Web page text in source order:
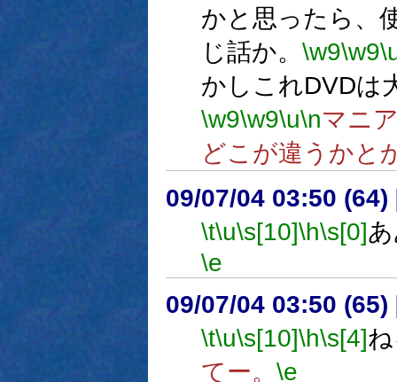
かと思ったら、
じ話か。 \w9\w9
かしこれDVDは
\w9\w9\u\nマニ
どこが違うかと
09/07/04 03:50 (64)
\t\u\s[10]\h\s[0]
\e
09/07/04 03:50 (65)
\t\u\s[10]\h\s[4]
てー。 \e